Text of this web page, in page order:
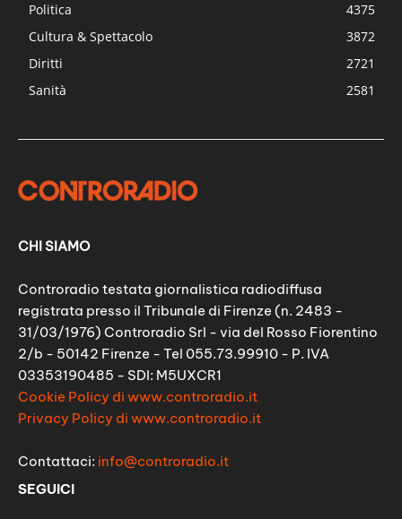
Politica
4375
Cultura & Spettacolo
3872
Diritti
2721
Sanità
2581
CHI SIAMO
Controradio testata giornalistica radiodiffusa
registrata presso il Tribunale di Firenze (n. 2483 -
31/03/1976) Controradio Srl - via del Rosso Fiorentino
2/b - 50142 Firenze - Tel 055.73.99910 - P. IVA
03353190485 - SDI: M5UXCR1
Cookie Policy di www.controradio.it
Privacy Policy di www.controradio.it
Contattaci: info@controradio.it
SEGUICI